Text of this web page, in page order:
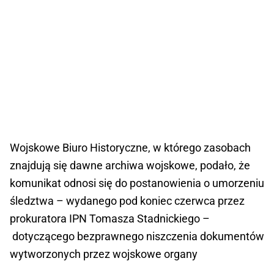
Wojskowe Biuro Historyczne, w którego zasobach
znajdują się dawne archiwa wojskowe, podało, że
komunikat odnosi się do postanowienia o umorzeniu
śledztwa – wydanego pod koniec czerwca przez
prokuratora IPN Tomasza Stadnickiego –
dotyczącego bezprawnego niszczenia dokumentów
wytworzonych przez wojskowe organy